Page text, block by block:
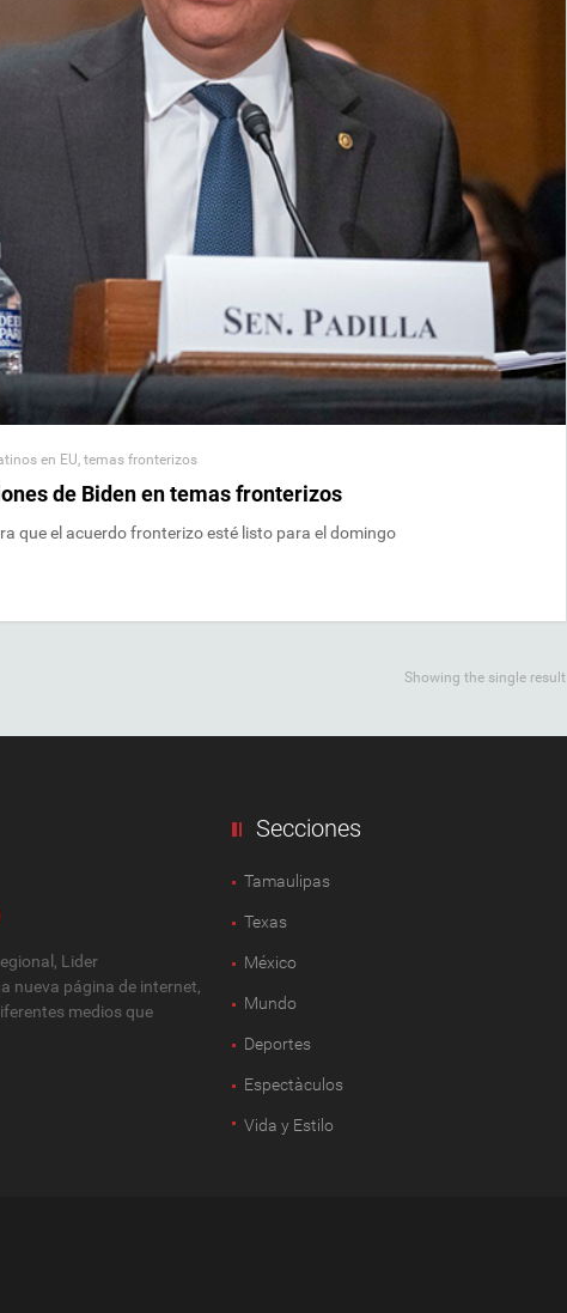
en EU temas fronterizos
de Biden en temas fronterizos
que el acuerdo fronterizo esté listo para el domingo
Showing the single result
Lider
nueva página de internet,
medios que
Secciones
Tamaulipas
Texas
México
Mundo
Deportes
Espectàculos
Vida y Estilo